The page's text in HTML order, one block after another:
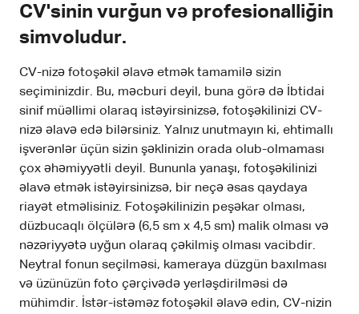
CV'sinin vurğun və profesionalliğin
simvoludur.
CV-nizə fotoşəkil əlavə etmək tamamilə sizin
seçiminizdir. Bu, məcburi deyil, buna görə də İbtidai
sinif müəllimi olaraq istəyirsinizsə, fotoşəkilinizi CV-
nizə əlavə edə bilərsiniz. Yalnız unutmayın ki, ehtimallı
işverənlər üçün sizin şəklinizin orada olub-olmaması
çox əhəmiyyətli deyil. Bununla yanaşı, fotoşəkilinizi
əlavə etmək istəyirsinizsə, bir neçə əsas qaydaya
riayət etməlisiniz. Fotoşəkilinizin peşəkar olması,
düzbucaqlı ölçülərə (6,5 sm x 4,5 sm) malik olması və
nəzəriyyətə uyğun olaraq çəkilmiş olması vacibdir.
Neytral fonun seçilməsi, kameraya düzgün baxılması
və üzünüzün foto çərçivədə yerləşdirilməsi də
mühimdir. İstər-istəməz fotoşəkil əlavə edin, CV-nizin